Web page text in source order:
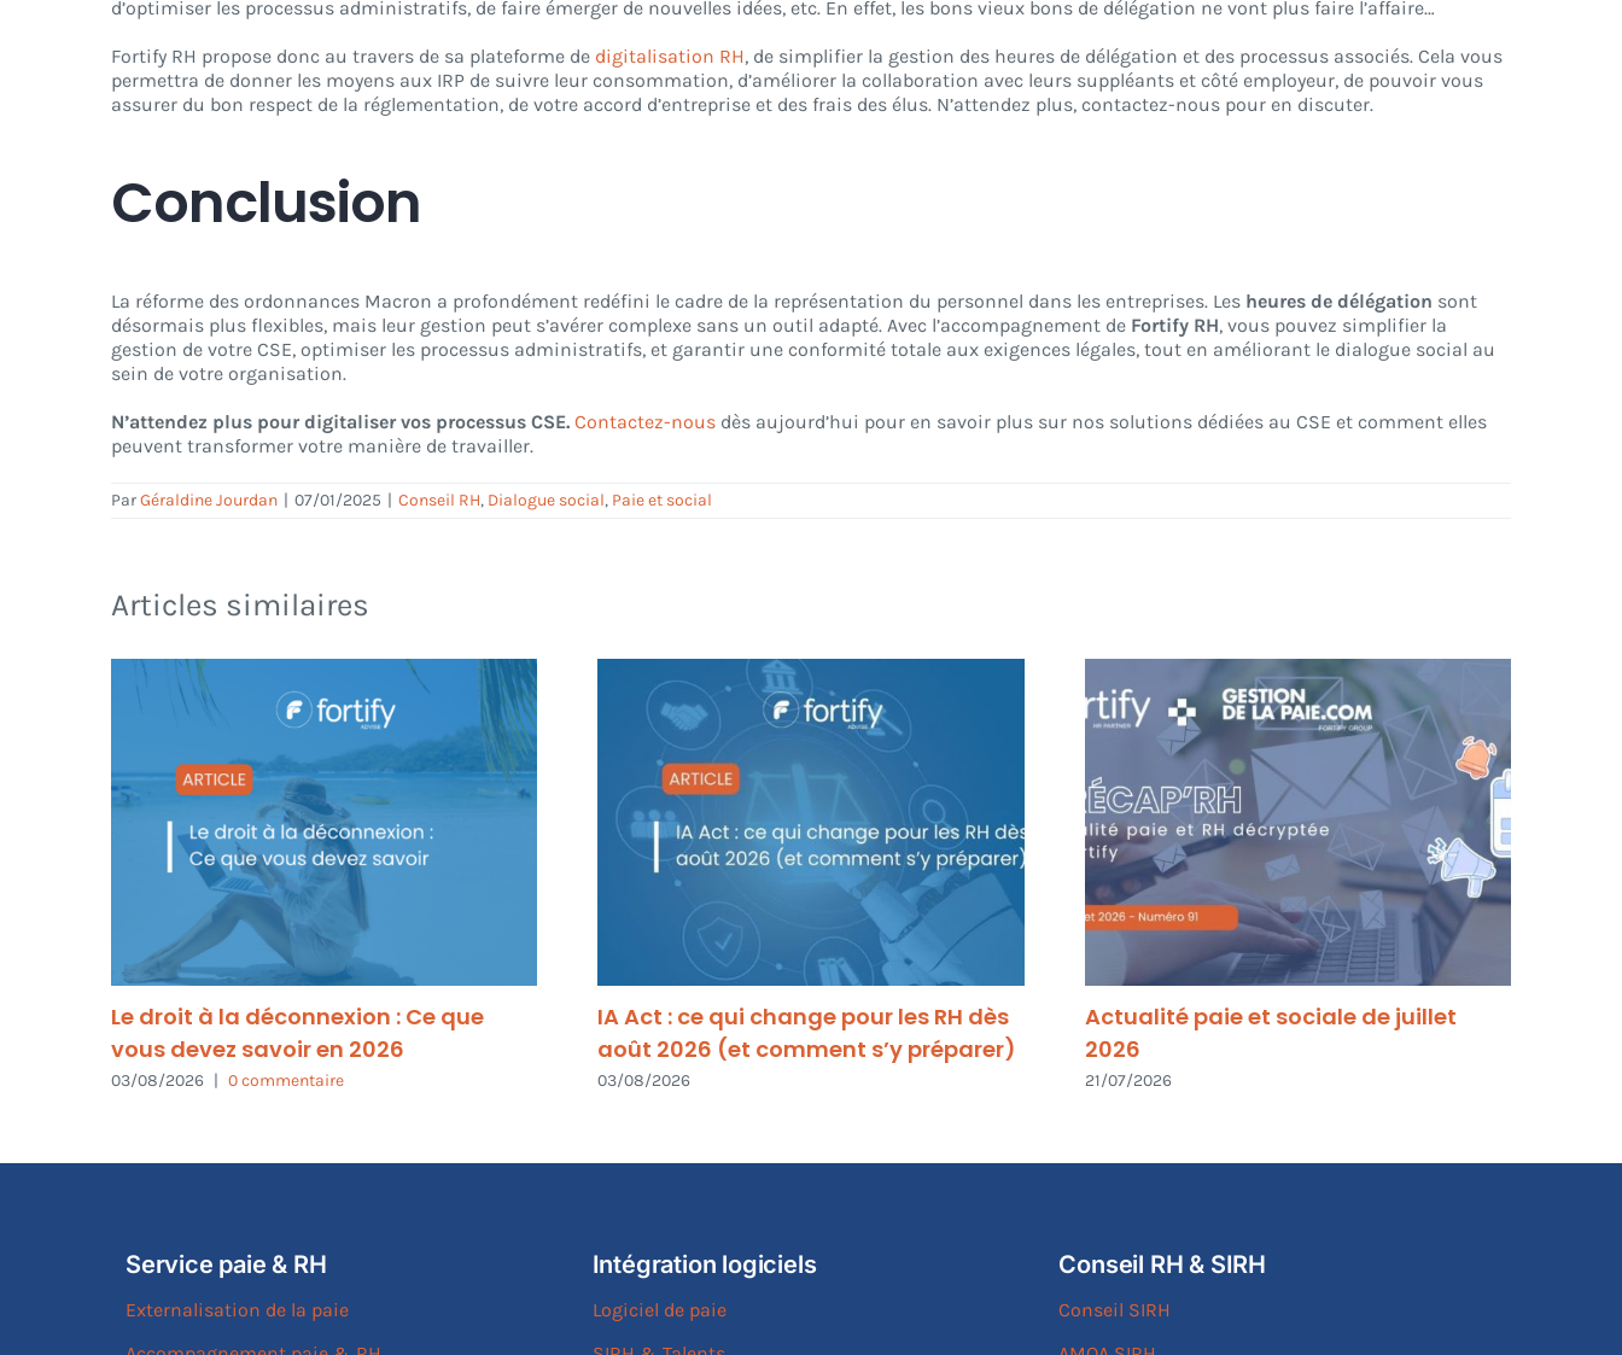
d’optimiser les processus administratifs, de faire émerger de nouvelles idées, etc. En effet, les bons vieux bons de délégation ne vont plus faire l’affaire…
Fortify RH propose donc au travers de sa plateforme de digitalisation RH, de simplifier la gestion des heures de délégation et des processus associés. Cela vous
permettra de donner les moyens aux IRP de suivre leur consommation, d’améliorer la collaboration avec leurs suppléants et côté employeur, de pouvoir vous
assurer du bon respect de la réglementation, de votre accord d’entreprise et des frais des élus. N’attendez plus, contactez-nous pour en discuter.
Conclusion
La réforme des ordonnances Macron a profondément redéfini le cadre de la représentation du personnel dans les entreprises. Les heures de délégation sont
désormais plus flexibles, mais leur gestion peut s’avérer complexe sans un outil adapté. Avec l’accompagnement de Fortify RH, vous pouvez simplifier la
gestion de votre CSE, optimiser les processus administratifs, et garantir une conformité totale aux exigences légales, tout en améliorant le dialogue social au
sein de votre organisation.
N’attendez plus pour digitaliser vos processus CSE. Contactez-nous dès aujourd’hui pour en savoir plus sur nos solutions dédiées au CSE et comment elles
peuvent transformer votre manière de travailler.
ParGéraldine Jourdan | 07/01/2025 | Conseil RH, Dialogue social, Paie et social
Articles similaires
Le droit à la déconnexion : Ce que
vous devez savoir en 2026
03/08/2026 0 commentaire
IA Act : ce qui change pour les RH dès
août 2026 (et comment s’y préparer)
03/08/2026
Actualité paie et sociale de juillet
2026
21/07/2026
Service paie & RH
Externalisation de la paie
Intégration logiciels
Logiciel de paie
Conseil RH & SIRH
Conseil SIRH